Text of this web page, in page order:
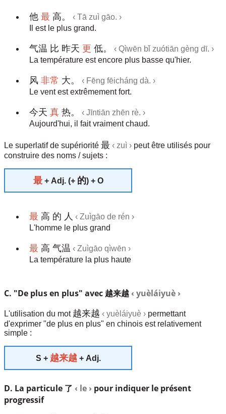
他 最 高。
‹ Tā zuì gāo. ›
Il est le plus grand.
气温 比 昨天 更 低。
‹ Qìwēn bǐ zuótiān gèng dī. ›
La température est encore plus basse qu'hier.
风 非常 大。
‹ Fēng fēicháng dà. ›
Le vent est extrêmement fort.
今天 真 热。
‹ Jīntiān zhēn rè. ›
Aujourd'hui, il fait vraiment chaud.
Le superlatif de supériorité 最 ‹ zuì › peut être utilisés pour
construire des noms / sujets :
最+ Adj. (+ 的) + O
最 高 的 人 ‹ Zuìgāo de rén ›
L'homme le plus grand
最 高 气温 ‹ Zuìgāo qìwēn ›
La température la plus haute
C. "De plus en plus" avec 越来越‹ yuèláiyuè ›
L'utilisation du mot 越来越 ‹ yuèláiyuè › permettant
d'exprimer "de plus en plus" en chinois est relativement
simple :
S + 越来越+ Adj.
D. La particule 了 ‹ le › pour indiquer le présent
progressif